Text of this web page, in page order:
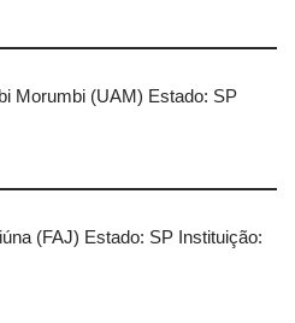
Morumbi (UAM) Estado: SP
(FAJ) Estado: SP Instituição: